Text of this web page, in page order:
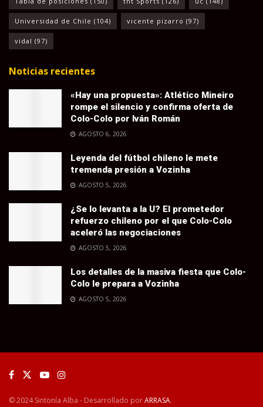
Universidad de Chile (104) vicente pizarro (97)
vidal (97)
Noticias recientes
«Hay una propuesta»: Atlético Mineiro
rompe el silencio y confirma oferta de
Colo-Colo por Iván Román
AGOSTO 6, 2026
Leyenda del fútbol chileno le mete
tremenda presión a Vozinha
AGOSTO 5, 2026
¿Se lo levanta a la U? El prometedor
refuerzo chileno por el que Colo-Colo
aceleró las negociaciones
AGOSTO 5, 2026
Los detalles de la masiva fiesta que Colo-
Colo le prepara a Vozinha
AGOSTO 5, 2026
© 2024 Sintonía Alba - Desarrollado porARRASA.